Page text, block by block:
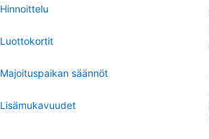
Hinnoittelu
Luottokortit
Majoituspaikan säännöt
Lisämukavuudet